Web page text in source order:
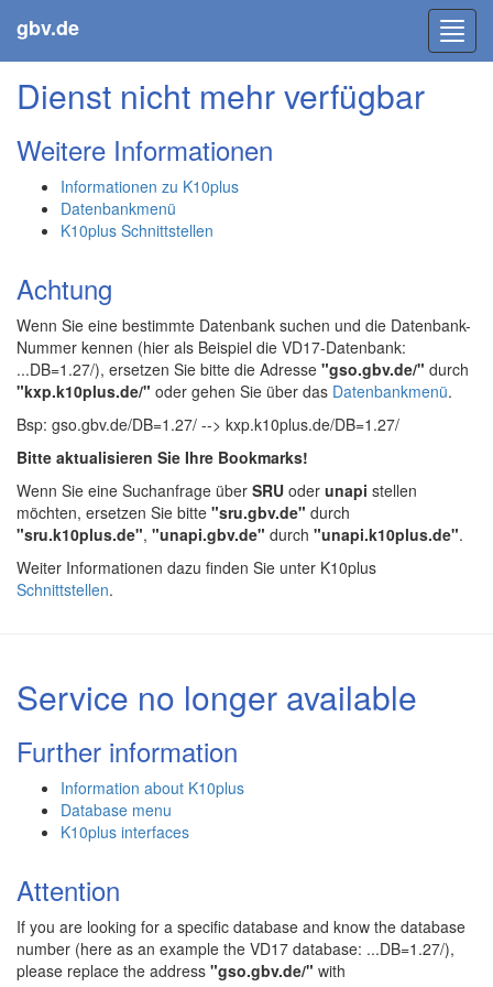
gbv.de
Dienst nicht mehr verfügbar
Weitere Informationen
Informationen zu K10plus
Datenbankmenü
K10plus Schnittstellen
Achtung
Wenn Sie eine bestimmte Datenbank suchen und die Datenbank-
Nummer kennen (hier als Beispiel die VD17-Datenbank:
...DB=1.27/), ersetzen Sie bitte die Adresse "gso.gbv.de/" durch
"kxp.k10plus.de/" oder gehen Sie über das Datenbankmenü.
Bsp: gso.gbv.de/DB=1.27/ --> kxp.k10plus.de/DB=1.27/
Bitte aktualisieren Sie Ihre Bookmarks!
Wenn Sie eine Suchanfrage über SRU oder unapi stellen
möchten, ersetzen Sie bitte "sru.gbv.de" durch
"sru.k10plus.de", "unapi.gbv.de" durch "unapi.k10plus.de".
Weiter Informationen dazu finden Sie unter K10plus
Schnittstellen.
Service no longer available
Further information
Information about K10plus
Database menu
K10plus interfaces
Attention
If you are looking for a specific database and know the database
number (here as an example the VD17 database: ...DB=1.27/),
please replace the address "gso.gbv.de/" with